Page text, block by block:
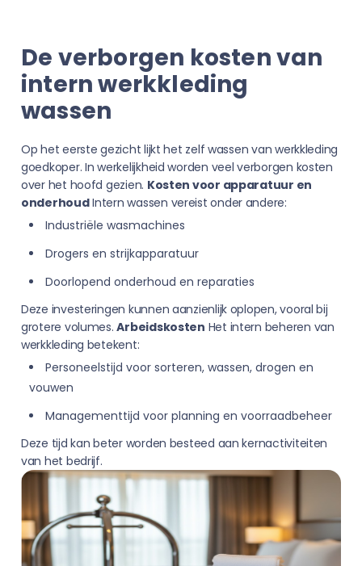
De verborgen kosten van
intern werkkleding
wassen
Op het eerste gezicht lijkt het zelf wassen van werkkleding
goedkoper. In werkelijkheid worden veel verborgen kosten
over het hoofd gezien. Kosten voor apparatuur en
onderhoudIntern wassen vereist onder andere:
Industriële wasmachines
Drogers en strijkapparatuur
Doorlopend onderhoud en reparaties
Deze investeringen kunnen aanzienlijk oplopen, vooral bij
grotere volumes.Arbeidskosten Het intern beheren van
werkkleding betekent:
Personeelstijd voor sorteren, wassen, drogen en
vouwen
Managementtijd voor planning en voorraadbeheer
Deze tijd kan beter worden besteed aan kernactiviteiten
van het bedrijf.